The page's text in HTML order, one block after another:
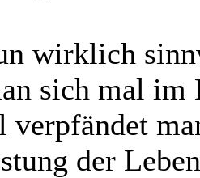
wirklich
sich mal
verpfändet
der